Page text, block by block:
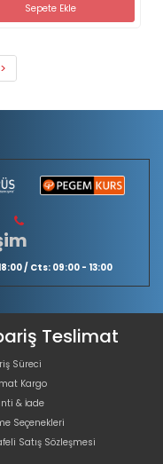
Sepete Ekle
>
/ Cts: 09:00 - 13:00
Teslimat
Süreci
Kargo
& İade
Seçenekleri
Satış Sözleşmesi